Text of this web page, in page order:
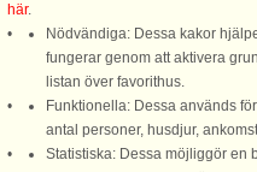
DanCenter A/S -
Tel.: +45 70 13 00 00 - Fax.: +45
här.
Nödvändiga: Dessa kakor
fungerar genom att aktivera
listan över favorithus.
Funktionella: Dessa används
antal personer, husdjur,
Statistiska: Dessa möjliggör en